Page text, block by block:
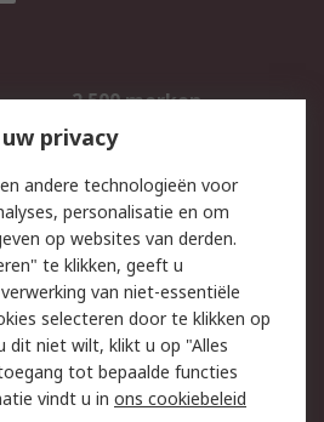
2.500 merken
Inkoopoplossingen
Email veiligheid
Websitevoorwaarden
privacy
andere technologieën voor
personalisatie en om
op websites van derden.
te klikken, geeft u
van niet-essentiële
selecteren door te klikken op
dit niet wilt, klikt u op "Alles
tot bepaalde functies
vindt u in ons cookiebeleid